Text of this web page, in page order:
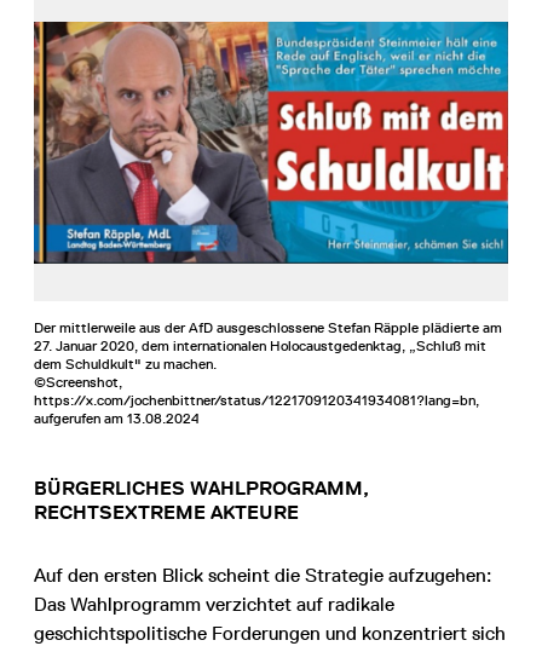
Der mittlerweile aus der AfD ausgeschlossene Stefan Räpple plädierte am
27. Januar 2020, dem internationalen Holocaustgedenktag, „Schluß mit
dem Schuldkult" zu machen.
©Screenshot,
https://x.com/jochenbittner/status/1221709120341934081?lang=bn,
aufgerufen am 13.08.2024
BÜRGERLICHES WAHLPROGRAMM,
RECHTSEXTREME AKTEURE
Auf den ersten Blick scheint die Strategie aufzugehen:
Das Wahlprogramm verzichtet auf radikale
geschichtspolitische Forderungen und konzentriert sich